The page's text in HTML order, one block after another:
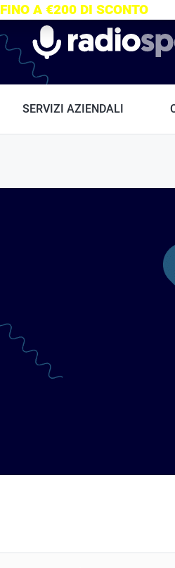
SERVIZI AZIENDALI
FINO A €200 DI SCONTO